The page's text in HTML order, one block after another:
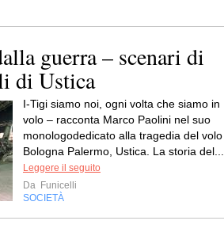
guerra – scenari di
di Ustica
I-Tigi siamo noi, ogni volta che siamo in
volo – racconta Marco Paolini nel suo
monologodedicato alla tragedia del volo
Bologna Palermo, Ustica. La storia del...
Leggere il seguito
Da Funicelli
SOCIETÀ